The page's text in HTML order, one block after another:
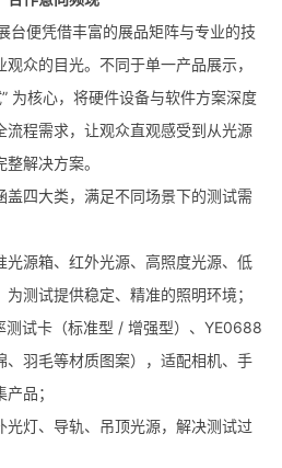
台便凭借丰富的展品矩阵与专业的技
众的目光。不同于单一产品展示，
为核心，将硬件设备与软件方案深度
流程需求，让观众直观感受到从光源
解决方案。
四大类，满足不同场景下的测试需
光源箱、红外光源、高照度光源、低
测试提供稳定、精准的照明环境；
试卡（标准型 / 增强型）、YE0688
、羽毛等材质图案），适配相机、手
品；
灯、导轨、吊顶光源，解决测试过